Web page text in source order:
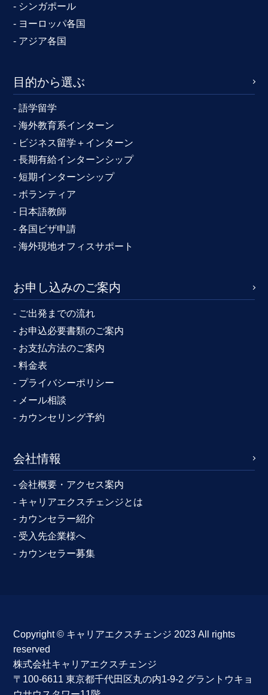
- シンガポール
- ヨーロッパ各国
- アジア各国
目的から選ぶ
- 語学留学
- 海外教育系インターン
- ビジネス留学＋インターン
- 長期有給インターンシップ
- 短期インターンシップ
- ボランティア
- 日本語教師
- 各国ビザ申請
- 海外現地オフィスサポート
お申し込みのご案内
- ご出発までの流れ
- お申込必要書類のご案内
- お支払方法のご案内
- 料金表
- プライバシーポリシー
- メール相談
- カウンセリング予約
会社情報
- 会社概要・アクセス案内
- キャリアエクスチェンジとは
- カウンセラー紹介
- 受入先企業様へ
- カウンセラー募集
Copyright ©︎ キャリアエクスチェンジ 2023 All rights
reserved
株式会社キャリアエクスチェンジ
〒100-6611 東京都千代田区丸の内1-9-2 グラントウキョ